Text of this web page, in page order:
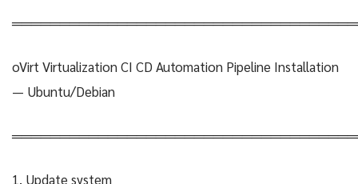
oVirt Virtualization CI CD Automation Pipeline Installation
— Ubuntu/Debian
1. Update system